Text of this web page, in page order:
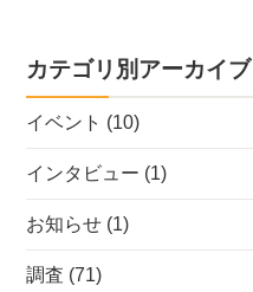
カテゴリ別アーカイブ
イベント (10)
インタビュー (1)
お知らせ (1)
調査 (71)